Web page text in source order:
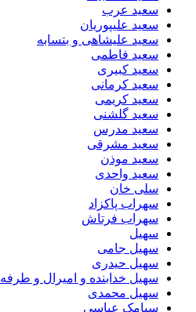
سعید عرب
سعید علیپوریان
سعید علیشاهی و بتسابه
سعید فاطمی
سعید کبیری
سعید کرمانی
سعید کریمی
سعید گلشنی
سعید مدرس
سعید مشرقی
سعید موذن
سعید واحدی
سلی خان
سهراب پاکزاد
سهراب فرتاش
سهیل
سهیل جامی
سهیل حیدری
سهیل خدابنده و امیرال و طرفه
سهیل محمدی
سیامک عباسی